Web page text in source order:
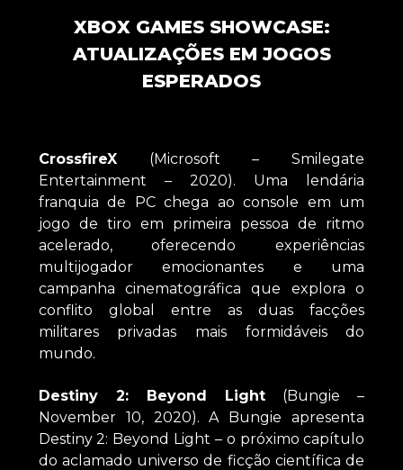
XBOX GAMES SHOWCASE:
ATUALIZAÇÕES EM JOGOS
ESPERADOS
CrossfireX(Microsoft – Smilegate
Entertainment – 2020). Uma lendária
franquia de PC chega ao console em um
jogo de tiro em primeira pessoa de ritmo
acelerado, oferecendo experiências
multijogador emocionantes e uma
campanha cinematográfica que explora o
conflito global entre as duas facções
militares privadas mais formidáveis ​​do
mundo.
Destiny 2: Beyond Light (Bungie –
November 10, 2020). A Bungie apresenta
Destiny 2: Beyond Light – o próximo capítulo
do aclamado universo de ficção científica de